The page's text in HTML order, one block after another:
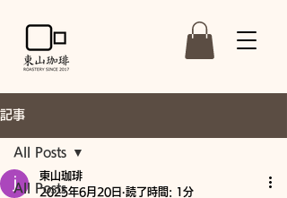
記事
All Posts
All Posts
東山珈琲
2025年6月20日 読了時間: 1分